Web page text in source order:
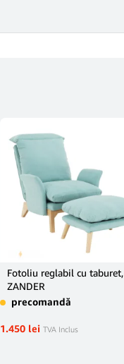
Fotoliu reglabil cu taburet,
ZANDER
precomandă
1.450 lei TVA Inclus